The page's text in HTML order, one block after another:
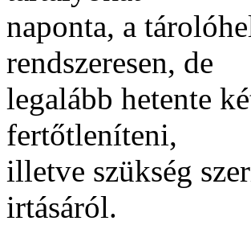
naponta, a
rendszeresen, de
legalább hetente
fertőtleníteni,
illetve szükség
irtásáról.